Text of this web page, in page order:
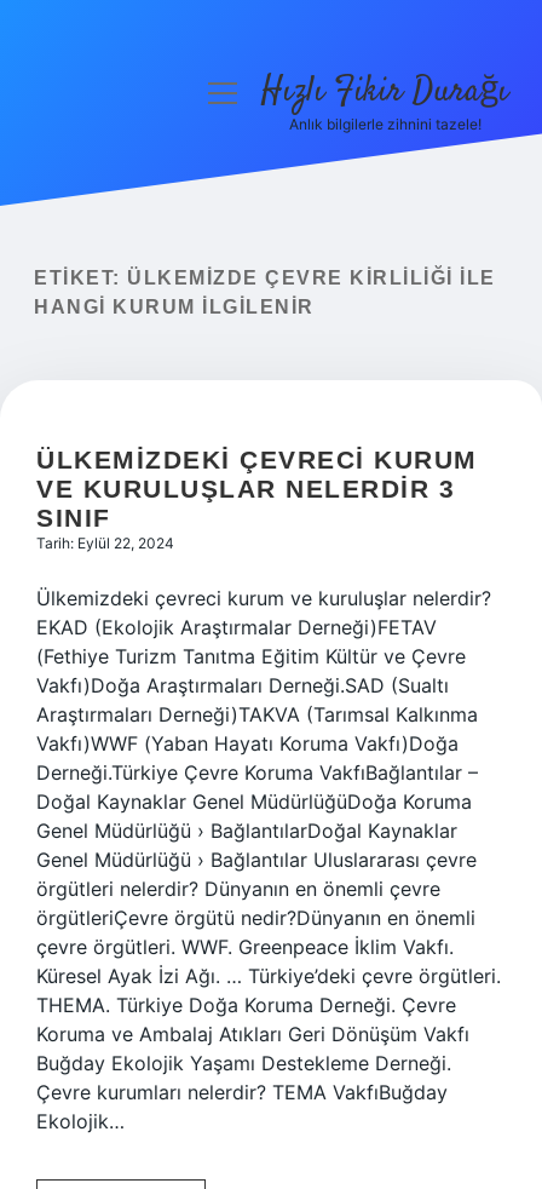
Yasal Uyarı
menüyüHızlı Fikir Durağı
Anlık bilgilerle zihnini tazele!
ETIKET: ÜLKEMIZDE ÇEVRE KIRLILIĞI ILE
HANGI KURUM ILGILENIR
ÜLKEMIZDEKI ÇEVRECI KURUM
VE KURULUŞLAR NELERDIR 3
SINIF
Tarih: Eylül 22, 2024
Ülkemizdeki çevreci kurum ve kuruluşlar nelerdir?
EKAD (Ekolojik Araştırmalar Derneği)FETAV
(Fethiye Turizm Tanıtma Eğitim Kültür ve Çevre
Vakfı)Doğa Araştırmaları Derneği.SAD (Sualtı
Araştırmaları Derneği)TAKVA (Tarımsal Kalkınma
Vakfı)WWF (Yaban Hayatı Koruma Vakfı)Doğa
Derneği.Türkiye Çevre Koruma VakfıBağlantılar –
Doğal Kaynaklar Genel MüdürlüğüDoğa Koruma
Genel Müdürlüğü › BağlantılarDoğal Kaynaklar
Genel Müdürlüğü › Bağlantılar Uluslararası çevre
örgütleri nelerdir? Dünyanın en önemli çevre
örgütleriÇevre örgütü nedir?Dünyanın en önemli
çevre örgütleri. WWF. Greenpeace İklim Vakfı.
Küresel Ayak İzi Ağı. … Türkiye’deki çevre örgütleri.
THEMA. Türkiye Doğa Koruma Derneği. Çevre
Koruma ve Ambalaj Atıkları Geri Dönüşüm Vakfı
Buğday Ekolojik Yaşamı Destekleme Derneği.
Çevre kurumları nelerdir? TEMA VakfıBuğday
Ekolojik…